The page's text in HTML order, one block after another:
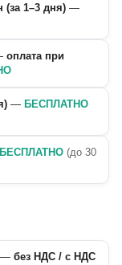
(за 1–3 дня) —
оплата при
— БЕСПЛАТНО
БЕСПЛАТНО (до 30
— без НДС / с НДС